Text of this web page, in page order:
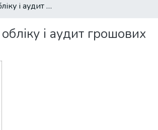
Методика обліку і аудит грошових коштів
і аудит грошових